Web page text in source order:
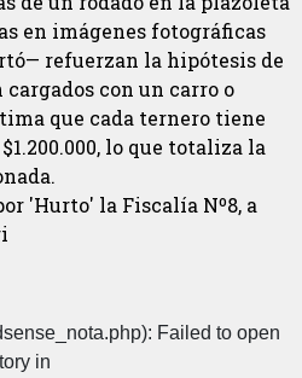
en imágenes fotográficas
refuerzan la hipótesis de
con un carro o
que cada ternero tiene
lo que totaliza la
'Hurto' la Fiscalía Nº8, a
Failed to open
in